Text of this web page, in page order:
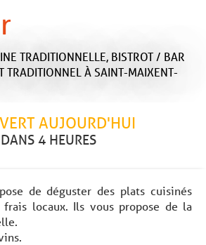
TRADITIONNELLE, BISTROT / BAR
TRADITIONNEL À SAINT-MAIXENT-
AUJOURD'HUI
DANS 4 HEURES
de déguster des plats cuisinés
locaux. Ils vous propose de la